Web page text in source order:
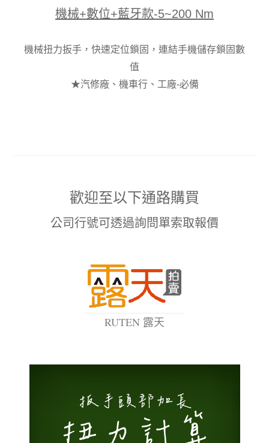
機械+數位+藍牙款-5~200 Nm
機械扭力扳手，快速定位鎖固，連結手機儲存鎖固數
值
★汽修廠、機車行、工廠-必備
歡迎至以下通路購買
公司行號可透過詢問單索取報價
RUTEN 露天